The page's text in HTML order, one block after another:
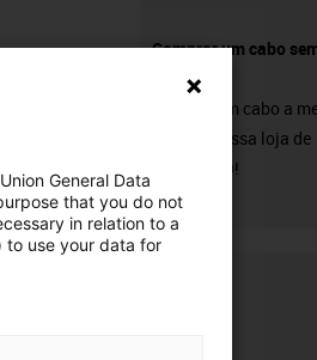
Comprar um cabo
Procura um cabo a
Visite a nossa loja de
chainflex®!
General Data
that you do not
in relation to a
to use your data for